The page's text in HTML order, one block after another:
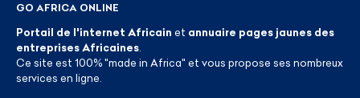
GO AFRICA ONLINE
Portail de l'internet Africain et annuaire pages jaunes des
entreprises Africaines
Ce site est 100% "made in Africa" et vous propose ses nombreux
services en ligne.